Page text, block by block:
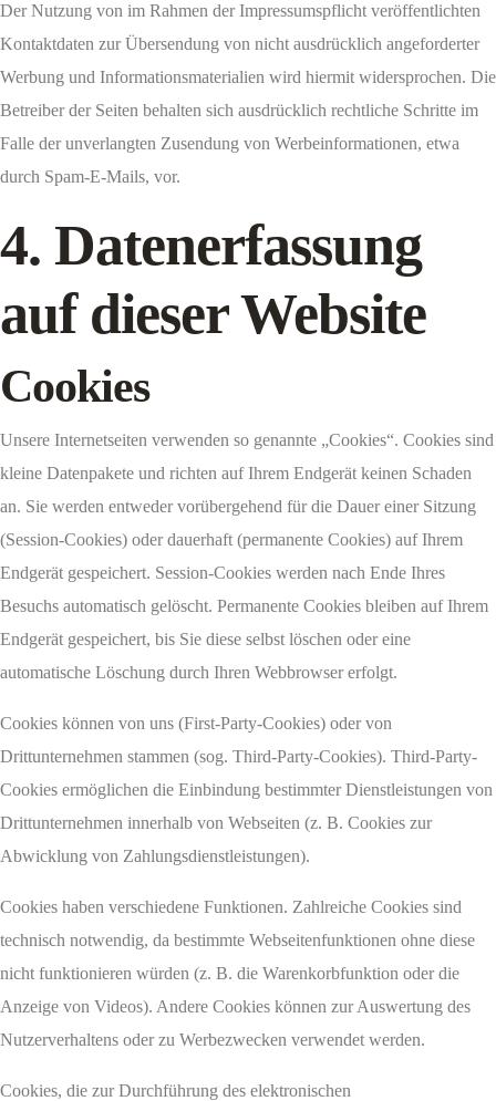
Der Nutzung von im Rahmen der Impressumspflicht veröffentlichten
Kontaktdaten zur Übersendung von nicht ausdrücklich angeforderter
Werbung und Informationsmaterialien wird hiermit widersprochen. Die
Betreiber der Seiten behalten sich ausdrücklich rechtliche Schritte im
Falle der unverlangten Zusendung von Werbeinformationen, etwa
durch Spam-E-Mails, vor.
4. Datenerfassung
auf dieser Website
Cookies
Unsere Internetseiten verwenden so genannte „Cookies“. Cookies sind
kleine Datenpakete und richten auf Ihrem Endgerät keinen Schaden
an. Sie werden entweder vorübergehend für die Dauer einer Sitzung
(Session-Cookies) oder dauerhaft (permanente Cookies) auf Ihrem
Endgerät gespeichert. Session-Cookies werden nach Ende Ihres
Besuchs automatisch gelöscht. Permanente Cookies bleiben auf Ihrem
Endgerät gespeichert, bis Sie diese selbst löschen oder eine
automatische Löschung durch Ihren Webbrowser erfolgt.
Cookies können von uns (First-Party-Cookies) oder von
Drittunternehmen stammen (sog. Third-Party-Cookies). Third-Party-
Cookies ermöglichen die Einbindung bestimmter Dienstleistungen von
Drittunternehmen innerhalb von Webseiten (z. B. Cookies zur
Abwicklung von Zahlungsdienstleistungen).
Cookies haben verschiedene Funktionen. Zahlreiche Cookies sind
technisch notwendig, da bestimmte Webseitenfunktionen ohne diese
nicht funktionieren würden (z. B. die Warenkorbfunktion oder die
Anzeige von Videos). Andere Cookies können zur Auswertung des
Nutzerverhaltens oder zu Werbezwecken verwendet werden.
Cookies, die zur Durchführung des elektronischen